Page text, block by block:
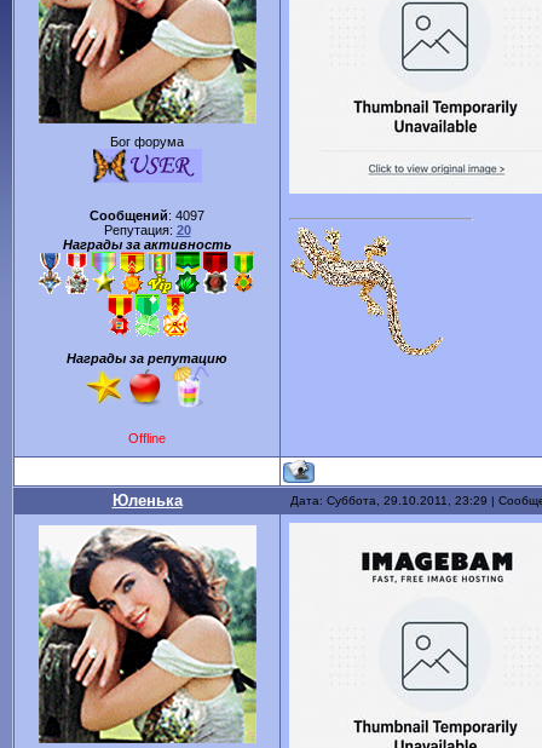
Бог форума
Сообщений: 4097
Репутация: 20
Награды за активность
Награды за репутацию
Offline
Юленька Дата: Суббота, 29.10.2011, 23:29 |